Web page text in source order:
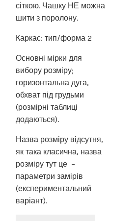
сіткою. Чашку НЕ можна
шити з поролону.
Каркас: тип/форма 2
Основні мірки для
вибору розміру;
горизонтальна дуга,
обхват під грудьми
(розмірні таблиці
додаються).
Назва розміру відсутня,
як така класична, назва
розміру тут це –
параметри замірів
(експериментальний
варіант).